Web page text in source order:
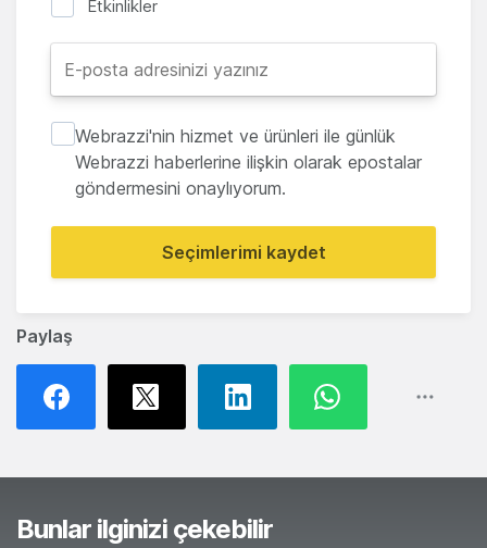
Paylaş
Etkinlikler
Webrazzi'nin hizmet ve ürünleri ile günlük
Webrazzi haberlerine ilişkin olarak epostalar
göndermesini onaylıyorum.
Seçimlerimi kaydet
Bunlar ilginizi çekebilir